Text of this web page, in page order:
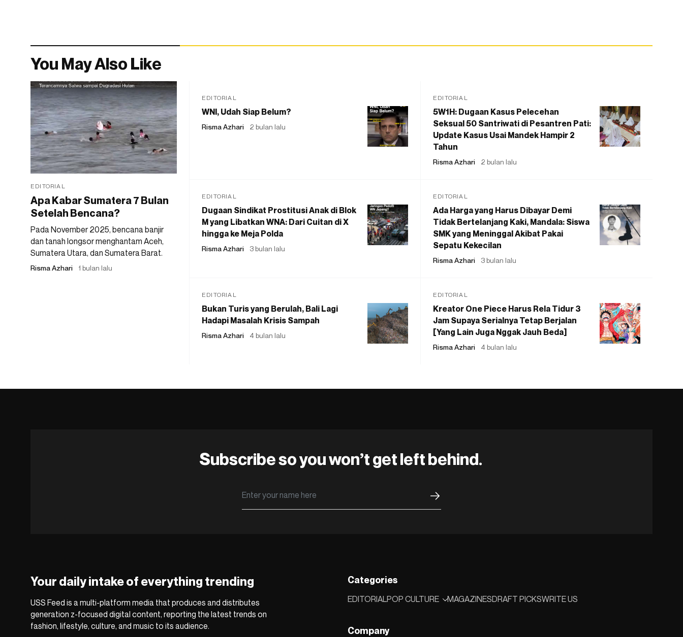
You May Also Like
EDITORIAL
Apa Kabar Sumatera 7 Bulan
Setelah Bencana?
Pada November 2025, bencana banjir
dan tanah longsor menghantam Aceh,
Sumatera Utara, dan Sumatera Barat.
Risma Azhari 1 bulan lalu
EDITORIAL
WNI, Udah Siap Belum?
Risma Azhari 2 bulan lalu
EDITORIAL
5W1H: Dugaan Kasus Pelecehan
Seksual 50 Santriwati di Pesantren Pati:
Update Kasus Usai Mandek Hampir 2
Tahun
Risma Azhari 2 bulan lalu
EDITORIAL
Dugaan Sindikat Prostitusi Anak di Blok
M yang Libatkan WNA: Dari Cuitan di X
hingga ke Meja Polda
Risma Azhari 3 bulan lalu
EDITORIAL
Ada Harga yang Harus Dibayar Demi
Tidak Bertelanjang Kaki, Mandala: Siswa
SMK yang Meninggal Akibat Pakai
Sepatu Kekecilan
Risma Azhari 3 bulan lalu
EDITORIAL
Bukan Turis yang Berulah, Bali Lagi
Hadapi Masalah Krisis Sampah
Risma Azhari 4 bulan lalu
EDITORIAL
Kreator One Piece Harus Rela Tidur 3
Jam Supaya Serialnya Tetap Berjalan
[Yang Lain Juga Nggak Jauh Beda]
Risma Azhari 4 bulan lalu
Subscribe so you won’t get left behind.
Your daily intake of everything trending
USS Feed is a multi-platform media that produces and distributes
generation z-focused digital content, reporting the latest trends on
fashion, lifestyle, culture, and music to its audience.
Categories
EDITORIALPOP CULTURE MAGAZINESDRAFT PICKSWRITE US
Company